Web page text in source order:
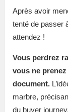
Après avoir
tenté de passer
attendez !
Vous perdrez
vous ne
document.
marbre,
du buyer journey.